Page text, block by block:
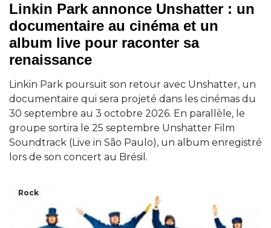
Linkin Park annonce Unshatter : un
documentaire au cinéma et un
album live pour raconter sa
renaissance
Linkin Park poursuit son retour avec Unshatter, un
documentaire qui sera projeté dans les cinémas du
30 septembre au 3 octobre 2026. En parallèle, le
groupe sortira le 25 septembre Unshatter Film
Soundtrack (Live in São Paulo), un album enregistré
lors de son concert au Brésil.
Rock